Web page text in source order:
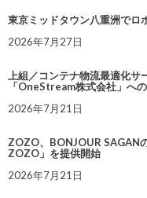
東京ミッドタウン八重洲でロ
2026年7月27日
上組／コンテナ物流最適化サ
「OneStream株式会社」へ
2026年7月21日
ZOZO、BONJOUR SAGAN
ZOZO」を提供開始
2026年7月21日